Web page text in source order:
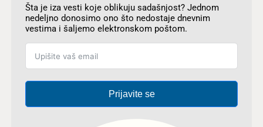
Šta je iza vesti koje oblikuju sadašnjost? Jednom
nedeljno donosimo ono što nedostaje dnevnim
vestima i šaljemo elektronskom poštom.
Prijavite se